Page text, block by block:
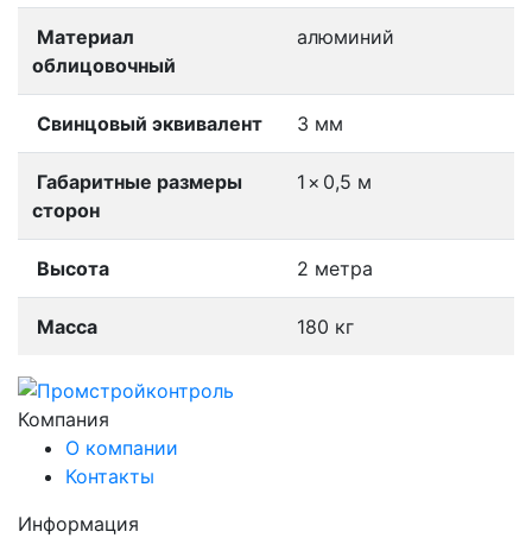
Материал
облицовочный
алюминий
Свинцовый эквивалент 3 мм
Габаритные размеры
сторон
1 × 0,5 м
Высота 2 метра
Масса 180 кг
Компания
О компании
Контакты
Информация